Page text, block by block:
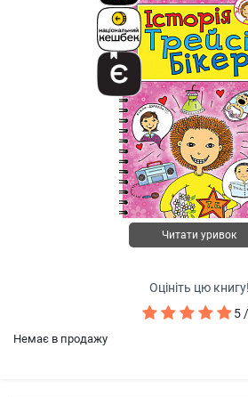
Читати уривок
Оцініть цю книгу!
5
Немає в продажу